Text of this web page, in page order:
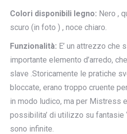
Colori disponibili legno: Nero ,
scuro (in foto ) , noce chiaro.
Funzionalità: E’ un attrezzo che
importante elemento d’arredo,
slave .Storicamente le pratiche
bloccate, erano troppo cruente
in modo ludico, ma per Mistress
possibilita’ di utilizzo su fantasie
sono infinite.